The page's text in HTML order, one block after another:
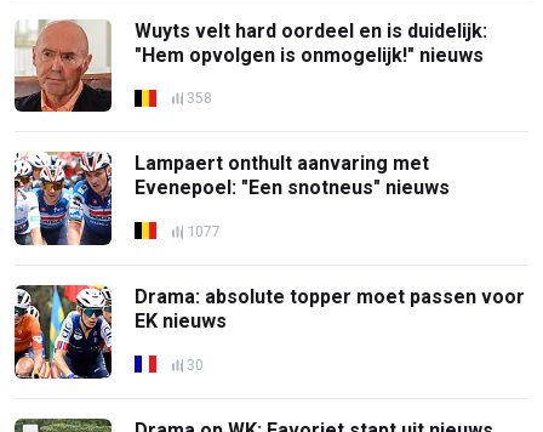
Wuyts velt hard oordeel en is duidelijk:
"Hem opvolgen is onmogelijk!" nieuws
358
Lampaert onthult aanvaring met
Evenepoel: "Een snotneus" nieuws
1077
Drama: absolute topper moet passen voor
EK nieuws
30